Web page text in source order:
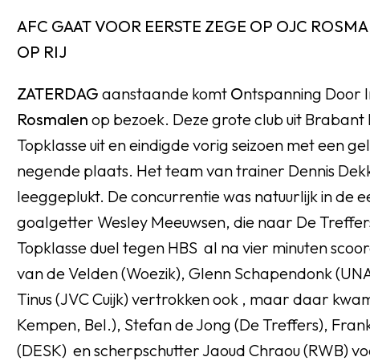
AFC GAAT VOOR EERSTE ZEGE OP OJC
OP RIJ
ZATERDAG aanstaande komt Ontspanning Door
Rosmalen op bezoek. Deze grote club uit
Topklasse uit en eindigde vorig seizoen met een
negende plaats. Het team van trainer Dennis
leeggeplukt. De concurrentie was natuurlijk in de
goalgetter Wesley Meeuwsen, die naar De
Topklasse duel tegen HBS al na vier minuten
van de Velden (Woezik), Glenn Schapendonk
Tinus (JVC Cuijk) vertrokken ook , maar daar
Kempen, Bel.), Stefan de Jong (De Treffers),
(DESK) en scherpschutter Jaoud Chraou (RWB)